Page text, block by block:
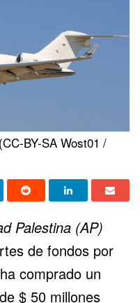
BY-SA Wost01 /
Palestina (AP)
de fondos por
comprado un
$ 50 millones